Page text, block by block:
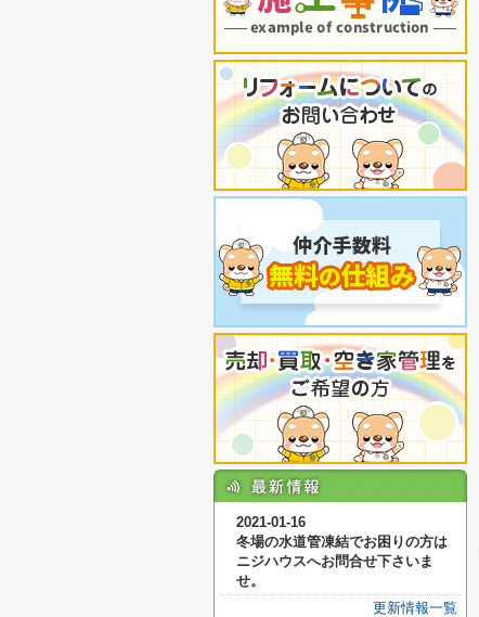
2021-01-16
冬場の水道管凍結でお困りの方は
ニジハウスへお問合せ下さいま
せ。
更新情報一覧